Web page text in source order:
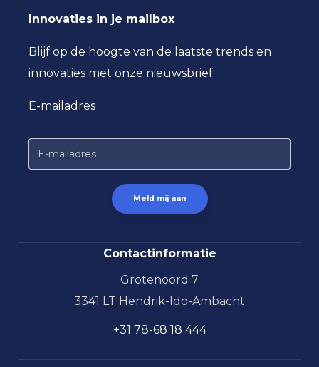
Innovaties in je mailbox
Blijf op de hoogte van de laatste trends en
innovaties met onze nieuwsbrief
E-mailadres
Contactinformatie
Grotenoord 7
3341 LT Hendrik-Ido-Ambacht
+31 78-68 18 444